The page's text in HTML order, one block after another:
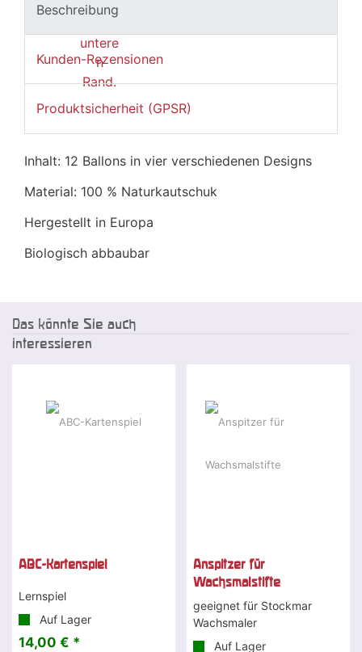
Beschreibung
Kunden-Rezensionen
Produktsicherheit (GPSR)
Inhalt: 12 Ballons in vier verschiedenen Designs
Material: 100 % Naturkautschuk
Hergestellt in Europa
Biologisch abbaubar
Das könnte Sie auch
interessieren
ABC-Kartenspiel
Lernspiel
Auf Lager
14,00 € *
Anspitzer für
Wachsmalstifte
geeignet für Stockmar
Wachsmaler
Auf Lager